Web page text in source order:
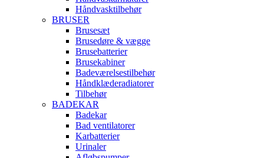
Håndvasktilbehør
BRUSER
Brusesæt
Brusedøre & vægge
Brusebatterier
Brusekabiner
Badeværelsestilbehør
Håndklæderadiatorer
Tilbehør
BADEKAR
Badekar
Bad ventilatorer
Karbatterier
Urinaler